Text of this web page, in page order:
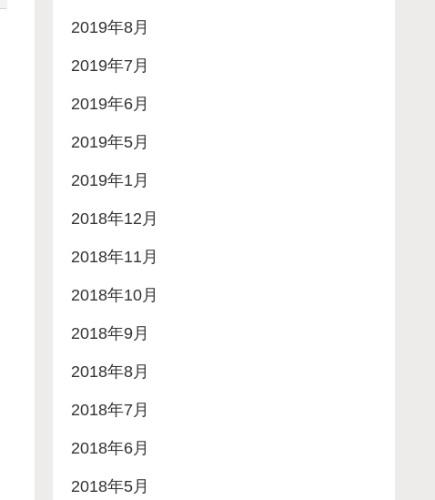
2019年8月
2019年7月
2019年6月
2019年5月
2019年1月
2018年12月
2018年11月
2018年10月
2018年9月
2018年8月
2018年7月
2018年6月
2018年5月